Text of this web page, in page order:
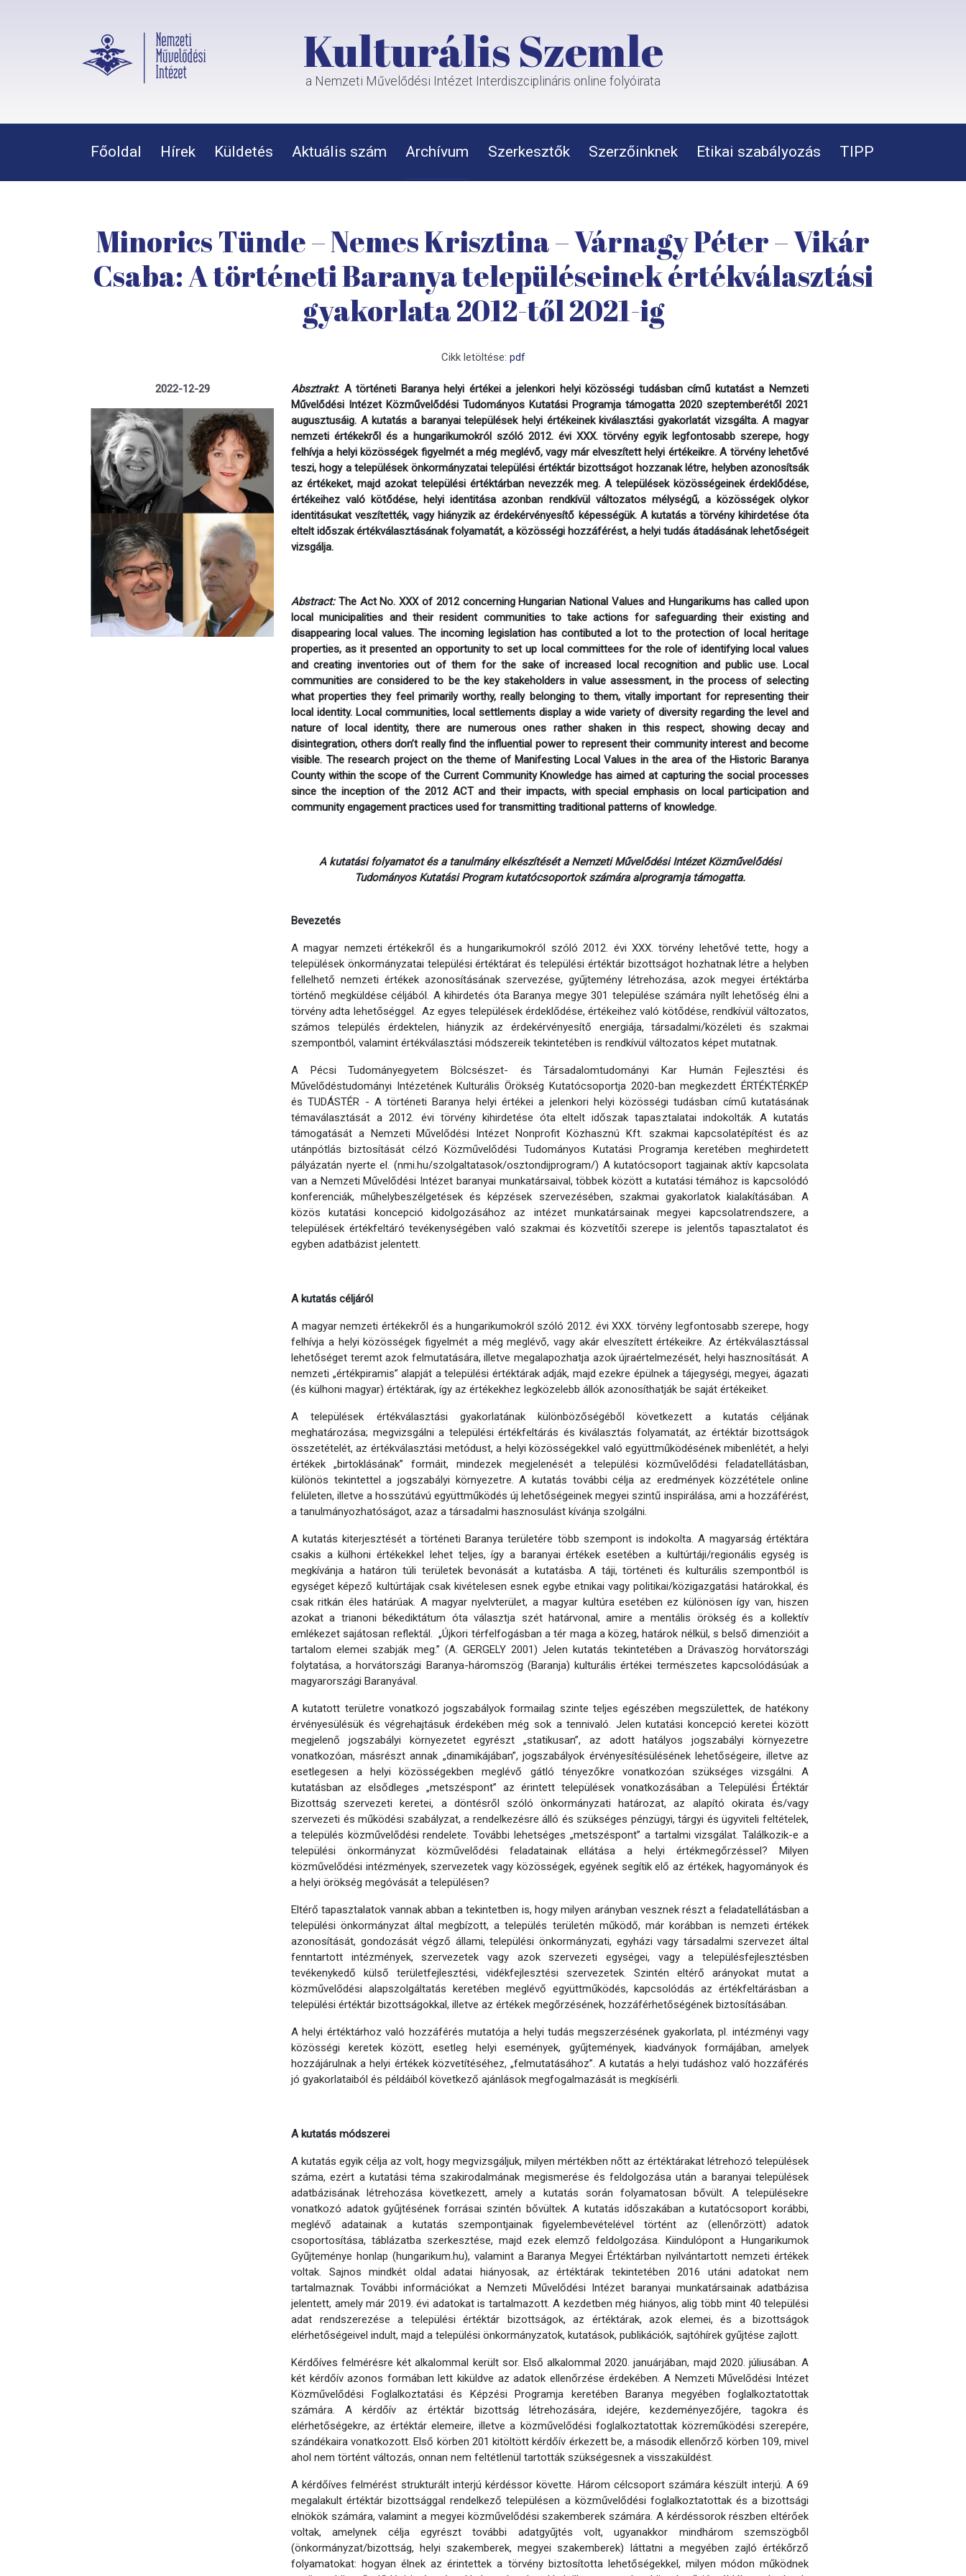
Kulturális Szemle
a Nemzeti Művelődési Intézet Interdiszciplináris online folyóirata
Főoldal Hírek Küldetés Aktuális szám Archívum Szerkesztők Szerzőinknek Etikai szabályozás TIPP
Minorics Tünde – Nemes Krisztina – Várnagy Péter – Vikár
Csaba: A történeti Baranya településeinek értékválasztási
gyakorlata 2012-től 2021-ig
Cikk letöltése: pdf
2022-12-29 Absztrakt: A történeti Baranya helyi értékei a jelenkori helyi közösségi tudásban című kutatást a Nemzeti
Művelődési Intézet Közművelődési Tudományos Kutatási Programja támogatta 2020 szeptemberétől 2021
augusztusáig. A kutatás a baranyai települések helyi értékeinek kiválasztási gyakorlatát vizsgálta. A magyar
nemzeti értékekről és a hungarikumokról szóló 2012. évi XXX. törvény egyik legfontosabb szerepe, hogy
felhívja a helyi közösségek figyelmét a még meglévő, vagy már elveszített helyi értékeikre. A törvény lehetővé
teszi, hogy a települések önkormányzatai települési értéktár bizottságot hozzanak létre, helyben azonosítsák
az értékeket, majd azokat települési értéktárban nevezzék meg. A települések közösségeinek érdeklődése,
értékeihez való kötődése, helyi identitása azonban rendkívül változatos mélységű, a közösségek olykor
identitásukat veszítették, vagy hiányzik az érdekérvényesítő képességük. A kutatás a törvény kihirdetése óta
eltelt időszak értékválasztásának folyamatát, a közösségi hozzáférést, a helyi tudás átadásának lehetőségeit
vizsgálja.
Abstract:The Act No. XXX of 2012 concerning Hungarian National Values and Hungarikums has called upon
local municipalities and their resident communities to take actions for safeguarding their existing and
disappearing local values. The incoming legislation has contibuted a lot to the protection of local heritage
properties, as it presented an opportunity to set up local committees for the role of identifying local values
and creating inventories out of them for the sake of increased local recognition and public use. Local
communities are considered to be the key stakeholders in value assessment, in the process of selecting
what properties they feel primarily worthy, really belonging to them, vitally important for representing their
local identity. Local communities, local settlements display a wide variety of diversity regarding the level and
nature of local identity, there are numerous ones rather shaken in this respect, showing decay and
disintegration, others don’t really find the influential power to represent their community interest and become
visible. The research project on the theme of Manifesting Local Values in the area of the Historic Baranya
County within the scope of the Current Community Knowledge has aimed at capturing the social processes
since the inception of the 2012 ACT and their impacts, with special emphasis on local participation and
community engagement practices used for transmitting traditional patterns of knowledge.
A kutatási folyamatot és a tanulmány elkészítését a Nemzeti Művelődési Intézet Közművelődési
Tudományos Kutatási Program kutatócsoportok számára alprogramja támogatta.
Bevezetés
A magyar nemzeti értékekről és a hungarikumokról szóló 2012. évi XXX. törvény lehetővé tette, hogy a
települések önkormányzatai települési értéktárat és települési értéktár bizottságot hozhatnak létre a helyben
fellelhető nemzeti értékek azonosításának szervezése, gyűjtemény létrehozása, azok megyei értéktárba
történő megküldése céljából. A kihirdetés óta Baranya megye 301 települése számára nyílt lehetőség élni a
törvény adta lehetőséggel. Az egyes települések érdeklődése, értékeihez való kötődése, rendkívül változatos,
számos település érdektelen, hiányzik az érdekérvényesítő energiája, társadalmi/közéleti és szakmai
szempontból, valamint értékválasztási módszereik tekintetében is rendkívül változatos képet mutatnak.
A Pécsi Tudományegyetem Bölcsészet- és Társadalomtudományi Kar Humán Fejlesztési és
Művelődéstudományi Intézetének Kulturális Örökség Kutatócsoportja 2020-ban megkezdett ÉRTÉKTÉRKÉP
és TUDÁSTÉR - A történeti Baranya helyi értékei a jelenkori helyi közösségi tudásban című kutatásának
témaválasztását a 2012. évi törvény kihirdetése óta eltelt időszak tapasztalatai indokolták. A kutatás
támogatását a Nemzeti Művelődési Intézet Nonprofit Közhasznú Kft. szakmai kapcsolatépítést és az
utánpótlás biztosítását célzó Közművelődési Tudományos Kutatási Programja keretében meghirdetett
pályázatán nyerte el. (nmi.hu/szolgaltatasok/osztondijprogram/) A kutatócsoport tagjainak aktív kapcsolata
van a Nemzeti Művelődési Intézet baranyai munkatársaival, többek között a kutatási témához is kapcsolódó
konferenciák, műhelybeszélgetések és képzések szervezésében, szakmai gyakorlatok kialakításában. A
közös kutatási koncepció kidolgozásához az intézet munkatársainak megyei kapcsolatrendszere, a
települések értékfeltáró tevékenységében való szakmai és közvetítői szerepe is jelentős tapasztalatot és
egyben adatbázist jelentett.
A kutatás céljáról
A magyar nemzeti értékekről és a hungarikumokról szóló 2012. évi XXX. törvény legfontosabb szerepe, hogy
felhívja a helyi közösségek figyelmét a még meglévő, vagy akár elveszített értékeikre. Az értékválasztással
lehetőséget teremt azok felmutatására, illetve megalapozhatja azok újraértelmezését, helyi hasznosítását. A
nemzeti „értékpiramis” alapját a települési értéktárak adják, majd ezekre épülnek a tájegységi, megyei, ágazati
(és külhoni magyar) értéktárak, így az értékekhez legközelebb állók azonosíthatják be saját értékeiket.
A települések értékválasztási gyakorlatának különbözőségéből következett a kutatás céljának
meghatározása; megvizsgálni a települési értékfeltárás és kiválasztás folyamatát, az értéktár bizottságok
összetételét, az értékválasztási metódust, a helyi közösségekkel való együttműködésének mibenlétét, a helyi
értékek „birtoklásának” formáit, mindezek megjelenését a települési közművelődési feladatellátásban,
különös tekintettel a jogszabályi környezetre. A kutatás további célja az eredmények közzététele online
felületen, illetve a hosszútávú együttműködés új lehetőségeinek megyei szintű inspirálása, ami a hozzáférést,
a tanulmányozhatóságot, azaz a társadalmi hasznosulást kívánja szolgálni.
A kutatás kiterjesztését a történeti Baranya területére több szempont is indokolta. A magyarság értéktára
csakis a külhoni értékekkel lehet teljes, így a baranyai értékek esetében a kultúrtáji/regionális egység is
megkívánja a határon túli területek bevonását a kutatásba. A táji, történeti és kulturális szempontból is
egységet képező kultúrtájak csak kivételesen esnek egybe etnikai vagy politikai/közigazgatási határokkal, és
csak ritkán éles határúak. A magyar nyelvterület, a magyar kultúra esetében ez különösen így van, hiszen
azokat a trianoni békediktátum óta választja szét határvonal, amire a mentális örökség és a kollektív
emlékezet sajátosan reflektál. „Újkori térfelfogásban a tér maga a közeg, határok nélkül, s belső dimenzióit a
tartalom elemei szabják meg.” (A. GERGELY 2001) Jelen kutatás tekintetében a Drávaszög horvátországi
folytatása, a horvátországi Baranya-háromszög (Baranja) kulturális értékei természetes kapcsolódásúak a
magyarországi Baranyával.
A kutatott területre vonatkozó jogszabályok formailag szinte teljes egészében megszülettek, de hatékony
érvényesülésük és végrehajtásuk érdekében még sok a tennivaló. Jelen kutatási koncepció keretei között
megjelenő jogszabályi környezetet egyrészt „statikusan”, az adott hatályos jogszabályi környezetre
vonatkozóan, másrészt annak „dinamikájában”, jogszabályok érvényesítésülésének lehetőségeire, illetve az
esetlegesen a helyi közösségekben meglévő gátló tényezőkre vonatkozóan szükséges vizsgálni. A
kutatásban az elsődleges „metszéspont” az érintett települések vonatkozásában a Települési Értéktár
Bizottság szervezeti keretei, a döntésről szóló önkormányzati határozat, az alapító okirata és/vagy
szervezeti és működési szabályzat, a rendelkezésre álló és szükséges pénzügyi, tárgyi és ügyviteli feltételek,
a település közművelődési rendelete. További lehetséges „metszéspont” a tartalmi vizsgálat. Találkozik-e a
települési önkormányzat közművelődési feladatainak ellátása a helyi értékmegőrzéssel? Milyen
közművelődési intézmények, szervezetek vagy közösségek, egyének segítik elő az értékek, hagyományok és
a helyi örökség megóvását a településen?
Eltérő tapasztalatok vannak abban a tekintetben is, hogy milyen arányban vesznek részt a feladatellátásban a
települési önkormányzat által megbízott, a település területén működő, már korábban is nemzeti értékek
azonosítását, gondozását végző állami, települési önkormányzati, egyházi vagy társadalmi szervezet által
fenntartott intézmények, szervezetek vagy azok szervezeti egységei, vagy a településfejlesztésben
tevékenykedő külső területfejlesztési, vidékfejlesztési szervezetek. Szintén eltérő arányokat mutat a
közművelődési alapszolgáltatás keretében meglévő együttműködés, kapcsolódás az értékfeltárásban a
települési értéktár bizottságokkal, illetve az értékek megőrzésének, hozzáférhetőségének biztosításában.
A helyi értéktárhoz való hozzáférés mutatója a helyi tudás megszerzésének gyakorlata, pl. intézményi vagy
közösségi keretek között, esetleg helyi események, gyűjtemények, kiadványok formájában, amelyek
hozzájárulnak a helyi értékek közvetítéséhez, „felmutatásához”. A kutatás a helyi tudáshoz való hozzáférés
jó gyakorlataiból és példáiból következő ajánlások megfogalmazását is megkísérli.
A kutatás módszerei
A kutatás egyik célja az volt, hogy megvizsgáljuk, milyen mértékben nőtt az értéktárakat létrehozó települések
száma, ezért a kutatási téma szakirodalmának megismerése és feldolgozása után a baranyai települések
adatbázisának létrehozása következett, amely a kutatás során folyamatosan bővült. A településekre
vonatkozó adatok gyűjtésének forrásai szintén bővültek. A kutatás időszakában a kutatócsoport korábbi,
meglévő adatainak a kutatás szempontjainak figyelembevételével történt az (ellenőrzött) adatok
csoportosítása, táblázatba szerkesztése, majd ezek elemző feldolgozása. Kiindulópont a Hungarikumok
Gyűjteménye honlap (hungarikum.hu), valamint a Baranya Megyei Értéktárban nyilvántartott nemzeti értékek
voltak. Sajnos mindkét oldal adatai hiányosak, az értéktárak tekintetében 2016 utáni adatokat nem
tartalmaznak. További információkat a Nemzeti Művelődési Intézet baranyai munkatársainak adatbázisa
jelentett, amely már 2019. évi adatokat is tartalmazott. A kezdetben még hiányos, alig több mint 40 települési
adat rendszerezése a települési értéktár bizottságok, az értéktárak, azok elemei, és a bizottságok
elérhetőségeivel indult, majd a települési önkormányzatok, kutatások, publikációk, sajtóhírek gyűjtése zajlott.
Kérdőíves felmérésre két alkalommal került sor. Első alkalommal 2020. januárjában, majd 2020. júliusában. A
két kérdőív azonos formában lett kiküldve az adatok ellenőrzése érdekében. A Nemzeti Művelődési Intézet
Közművelődési Foglalkoztatási és Képzési Programja keretében Baranya megyében foglalkoztatottak
számára. A kérdőív az értéktár bizottság létrehozására, idejére, kezdeményezőjére, tagokra és
elérhetőségekre, az értéktár elemeire, illetve a közművelődési foglalkoztatottak közreműködési szerepére,
szándékaira vonatkozott. Első körben 201 kitöltött kérdőív érkezett be, a második ellenőrző körben 109, mivel
ahol nem történt változás, onnan nem feltétlenül tartották szükségesnek a visszaküldést.
A kérdőíves felmérést strukturált interjú kérdéssor követte. Három célcsoport számára készült interjú. A 69
megalakult értéktár bizottsággal rendelkező településen a közművelődési foglalkoztatottak és a bizottsági
elnökök számára, valamint a megyei közművelődési szakemberek számára. A kérdéssorok részben eltérőek
voltak, amelynek célja egyrészt további adatgyűjtés volt, ugyanakkor mindhárom szemszögből
(önkormányzat/bizottság, helyi szakemberek, megyei szakemberek) láttatni a megyében zajló értékőrző
folyamatokat: hogyan élnek az érintettek a törvény biztosította lehetőségekkel, milyen módon működnek